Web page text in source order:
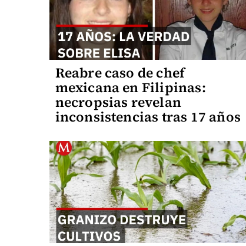
Reabre caso de chef
mexicana en Filipinas:
necropsias revelan
inconsistencias tras 17 años